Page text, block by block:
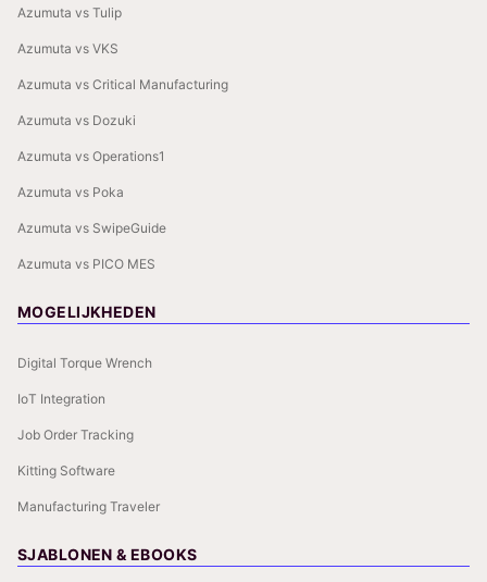
Azumuta vs Tulip
Azumuta vs VKS
Azumuta vs Critical Manufacturing
Azumuta vs Dozuki
Azumuta vs Operations1
Azumuta vs Poka
Azumuta vs SwipeGuide
Azumuta vs PICO MES
MOGELIJKHEDEN
Digital Torque Wrench
IoT Integration
Job Order Tracking
Kitting Software
Manufacturing Traveler
SJABLONEN & EBOOKS